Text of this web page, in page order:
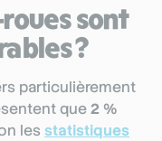
sont
?
particulièrement
que2 %
les statistiques